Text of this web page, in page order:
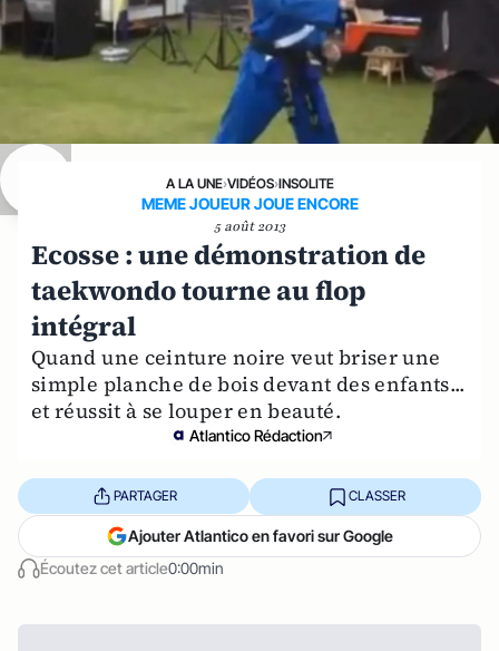
A LA UNE›VIDÉOS›INSOLITE
MEME JOUEUR JOUE ENCORE
5 août 2013
Ecosse : une démonstration de
taekwondo tourne au flop
intégral
Quand une ceinture noire veut briser une
simple planche de bois devant des enfants...
et réussit à se louper en beauté.
Atlantico Rédaction
Écoutez cet article0:00min
PARTAGER CLASSER
Ajouter Atlantico en favori sur Google